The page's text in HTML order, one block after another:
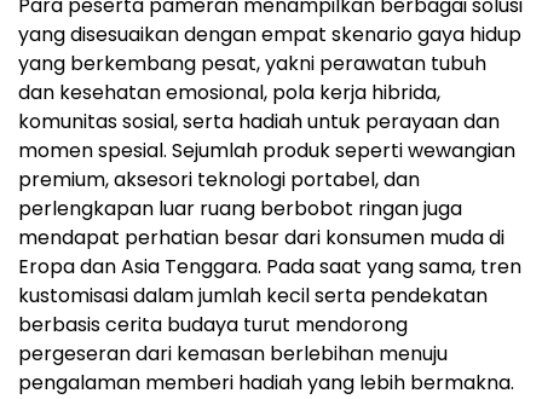
Para peserta pameran menampilkan berbagai solusi
yang disesuaikan dengan empat skenario gaya hidup
yang berkembang pesat, yakni perawatan tubuh
dan kesehatan emosional, pola kerja hibrida,
komunitas sosial, serta hadiah untuk perayaan dan
momen spesial. Sejumlah produk seperti wewangian
premium, aksesori teknologi portabel, dan
perlengkapan luar ruang berbobot ringan juga
mendapat perhatian besar dari konsumen muda di
Eropa dan Asia Tenggara. Pada saat yang sama, tren
kustomisasi dalam jumlah kecil serta pendekatan
berbasis cerita budaya turut mendorong
pergeseran dari kemasan berlebihan menuju
pengalaman memberi hadiah yang lebih bermakna.